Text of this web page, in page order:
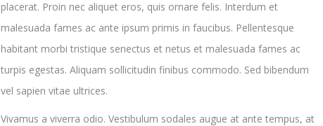
placerat. Proin nec aliquet eros, quis ornare felis. Interdum et
malesuada fames ac ante ipsum primis in faucibus. Pellentesque
habitant morbi tristique senectus et netus et malesuada fames ac
turpis egestas. Aliquam sollicitudin finibus commodo. Sed bibendum
vel sapien vitae ultrices.
Vivamus a viverra odio. Vestibulum sodales augue at ante tempus, at